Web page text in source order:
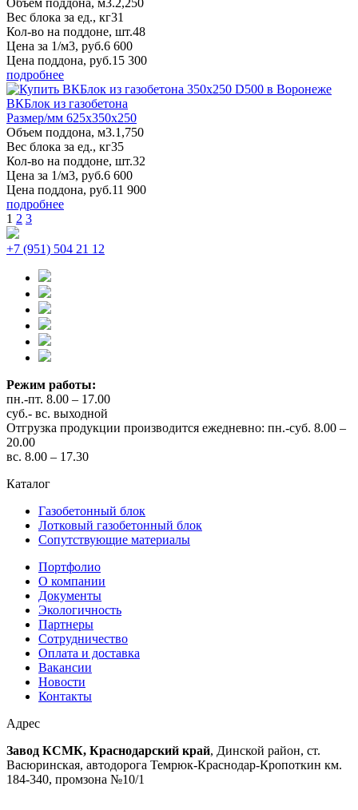
Вес блока за ед., кг31
Кол-во на поддоне, шт.48
Цена за 1/м3, руб.6 600
Цена поддона, руб.15 300
подробнее
ВКБлок из газобетона
Размер/мм 625x350x250
Объем поддона, м3.1,750
Вес блока за ед., кг35
Кол-во на поддоне, шт.32
Цена за 1/м3, руб.6 600
Цена поддона, руб.11 900
подробнее
1 2 3
+7 (951) 504 21 12
Режим работы:
пн.-пт. 8.00 – 17.00
суб.- вс. выходной
Отгрузка продукции производится ежедневно: пн.-суб. 8.00 –
20.00
вс. 8.00 – 17.30
Каталог
Газобетонный блок
Лотковый газобетонный блок
Сопутствующие материалы
Портфолио
О компании
Документы
Экологичность
Партнеры
Сотрудничество
Оплата и доставка
Вакансии
Новости
Контакты
Адрес
Завод КСМК, Краснодарский край, Динской район, ст.
Васюринская, автодорога Темрюк-Краснодар-Кропоткин км.
184-340, промзона №10/1